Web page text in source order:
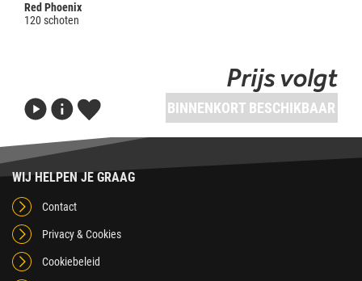
Red Phoenix
120 schoten
Prijs volgt
BINNENKORT BESCHIKBAAR
WIJ HELPEN JE GRAAG
Contact
Privacy & Cookies
Cookiebeleid